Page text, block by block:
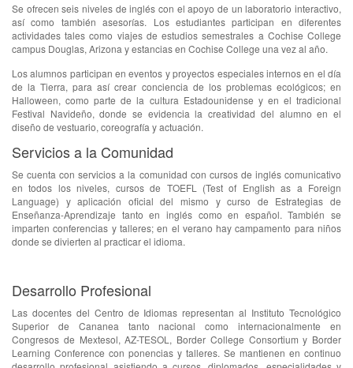
Se ofrecen seis niveles de inglés con el apoyo de un laboratorio interactivo,
así como también asesorías. Los estudiantes participan en diferentes
actividades tales como viajes de estudios semestrales a Cochise College
campus Douglas, Arizona y estancias en Cochise College una vez al año.
Los alumnos participan en eventos y proyectos especiales internos en el día
de la Tierra, para así crear conciencia de los problemas ecológicos; en
Halloween, como parte de la cultura Estadounidense y en el tradicional
Festival Navideño, donde se evidencia la creatividad del alumno en el
diseño de vestuario, coreografía y actuación.
Servicios a la Comunidad
Se cuenta con servicios a la comunidad con cursos de inglés comunicativo
en todos los niveles, cursos de TOEFL (Test of English as a Foreign
Language) y aplicación oficial del mismo y curso de Estrategias de
Enseñanza-Aprendizaje tanto en inglés como en español. También se
imparten conferencias y talleres; en el verano hay campamento para niños
donde se divierten al practicar el idioma.
Desarrollo Profesional
Las docentes del Centro de Idiomas representan al Instituto Tecnológico
Superior de Cananea tanto nacional como internacionalmente en
Congresos de Mextesol, AZ-TESOL, Border College Consortium y Border
Learning Conference con ponencias y talleres. Se mantienen en continuo